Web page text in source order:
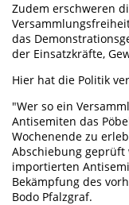
Zudem erschweren
das
der Einsatzkräfte,
Hier hat die Politik
"Wer so ein
Antisemiten das
Wochenende zu
Abschiebung
importierten
Bekämpfung des
Bodo Pfalzgraf.